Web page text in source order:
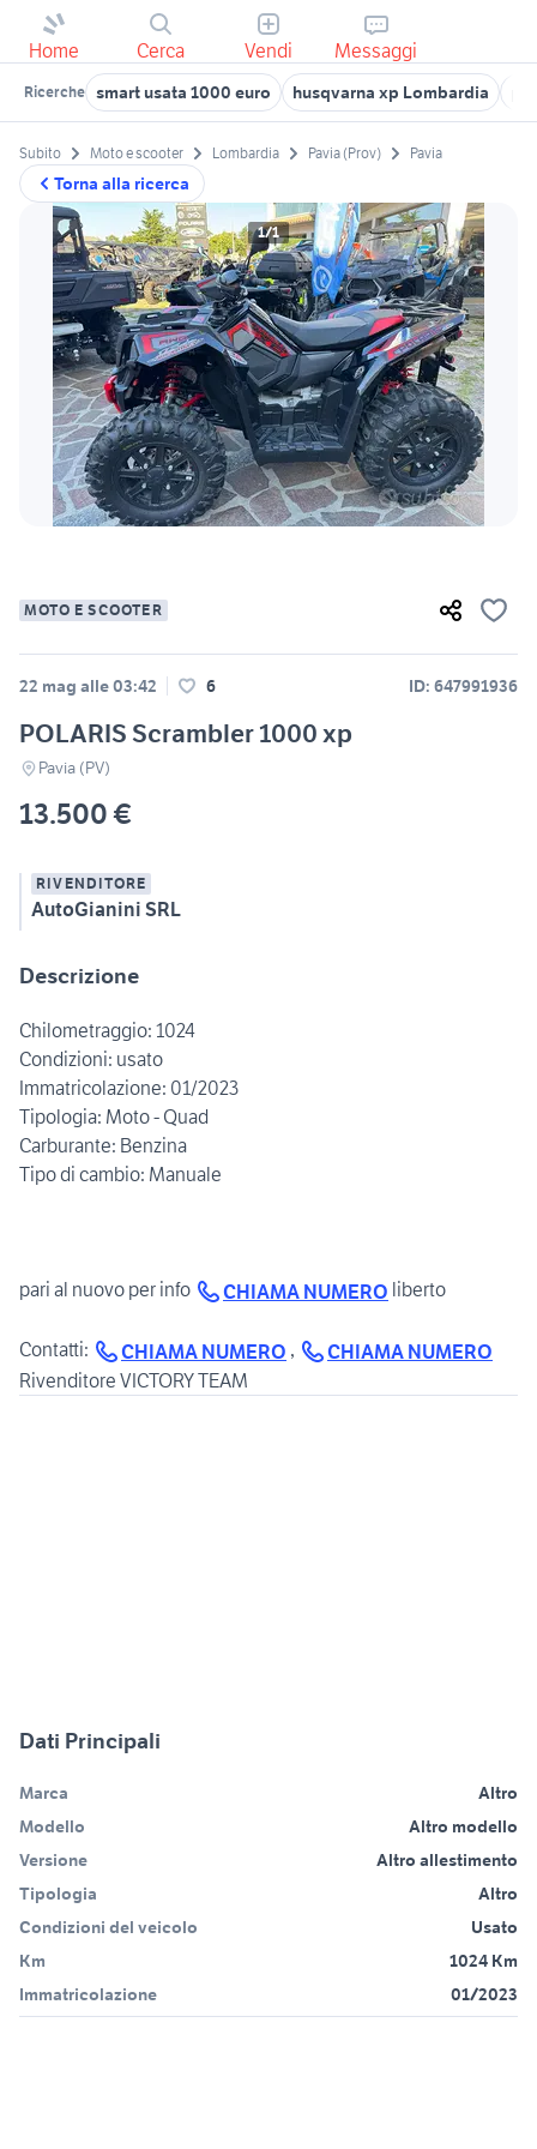
Home Cerca Vendi Messaggi
Ricerche smart usata 1000 euro husqvarna xp Lombardia
Torna alla ricerca
Subito Moto e scooter Lombardia Pavia (Prov) Pavia
1/1
MOTO E SCOOTER
22 mag alle 03:42 6 ID: 647991936
POLARIS Scrambler 1000 xp
Pavia (PV)
13.500 €
RIVENDITORE
AutoGianini SRL
Descrizione
Chilometraggio: 1024
Condizioni: usato
Immatricolazione: 01/2023
Tipologia: Moto - Quad
Carburante: Benzina
Tipo di cambio: Manuale
pari al nuovo per info CHIAMA NUMERO liberto
Contatti: CHIAMA NUMERO ,
CHIAMA NUMERO
Rivenditore VICTORY TEAM
Dati Principali
Marca
Altro
Modello
Altro modello
Versione
Altro allestimento
Tipologia
Altro
Condizioni del veicolo
Usato
Km
1024 Km
Immatricolazione
01/2023